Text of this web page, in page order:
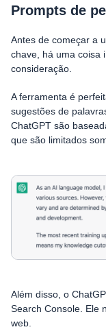
Prompts de
Antes de começar a
chave, há uma coisa
consideração.
A ferramenta é
sugestões de
ChatGPT são
que são limitados
Além disso, o
Search Console. Ele
web.